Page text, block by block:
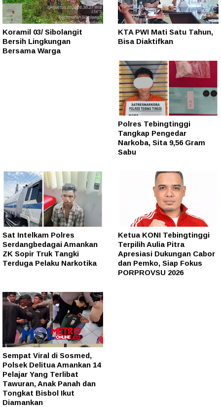
Koramil 03/ Sibolangit
Bersih Lingkungan
Bersama Warga
KTA PWI Mati Satu Tahun,
Bisa Diaktifkan
Polres Tebingtinggi
Tangkap Pengedar
Narkoba, Sita 9,56 Gram
Sabu
Sat Intelkam Polres
Serdangbedagai Amankan
ZK Sopir Truk Tangki
Terduga Pelaku Narkotika
Ketua KONI Tebingtinggi
Terpilih Aulia Pitra
Apresiasi Dukungan Cabor
dan Pemko, Siap Fokus
PORPROVSU 2026
Sempat Viral di Sosmed,
Polsek Delitua Amankan 14
Pelajar Yang Terlibat
Tawuran, Anak Panah dan
Tongkat Bisbol Ikut
Diamankan